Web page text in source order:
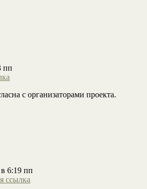
пп
с организаторами проекта.
6:19 пп
ссылка